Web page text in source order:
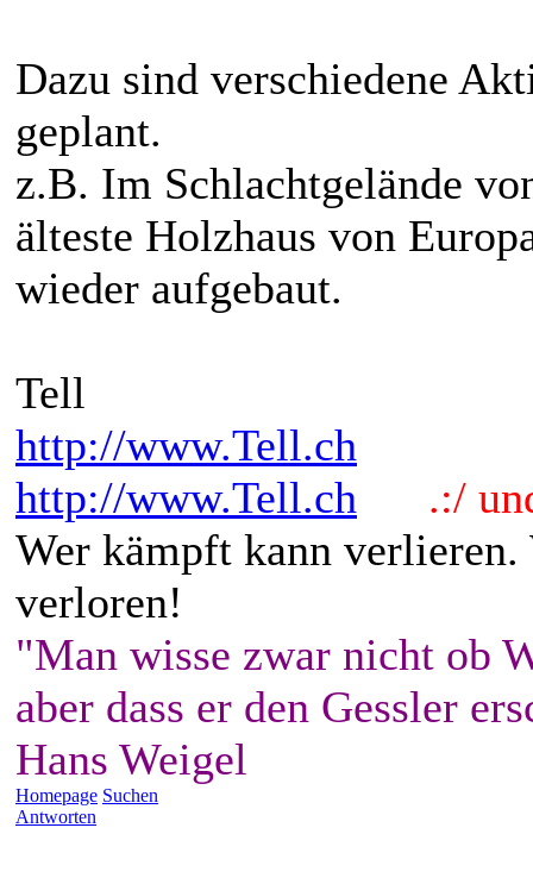
Dazu sind verschiedene
geplant.
z.B. Im Schlachtgelände
älteste Holzhaus von
wieder aufgebaut.
Tell
http://www.Tell.ch
http://www.Tell.ch
.:/
Wer kämpft kann
verloren!
"Man wisse zwar nicht ob
aber dass er den Gessler
Hans Weigel
Homepage Suchen
Antworten